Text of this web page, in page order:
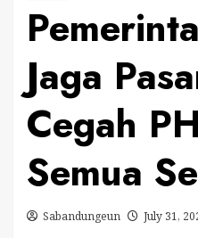
Jaga
Cegah
Semua
Sabandungeun July 31,